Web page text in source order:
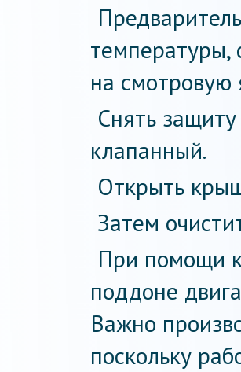
температуры,
на смотровую
Снять
клапанный.
Открыть
Затем
При помощи
поддоне
Важно
поскольку